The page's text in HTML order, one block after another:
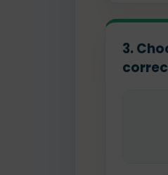
3.